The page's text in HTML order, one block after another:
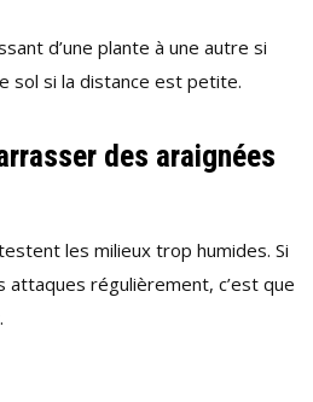
d’une plante à une autre si
sol si la distance est petite.
des araignées
les milieux trop humides. Si
régulièrement, c’est que